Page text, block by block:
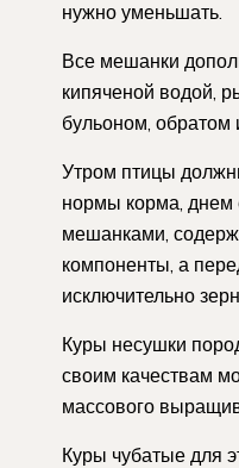
нужно уменьшать.
Все мешанки
кипяченой водой,
бульоном, обратом
Утром птицы
нормы корма,
мешанками,
компоненты, а
исключительно
Куры несушки
своим качествам
массового
Куры чубатые для